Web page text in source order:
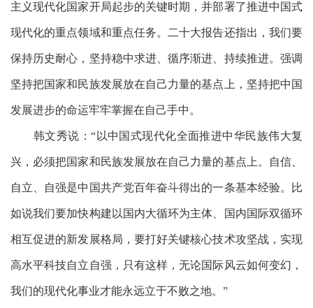
主义现代化国家开局起步的关键时期，并部署了推进中国式
现代化的重点领域和重点任务。二十大报告还指出，我们要
保持历史耐心，坚持稳中求进、循序渐进、持续推进。强调
坚持把国家和民族发展放在自己力量的基点上，坚持把中国
发展进步的命运牢牢掌握在自己手中。
韩文秀说：“以中国式现代化全面推进中华民族伟大复
兴，必须把国家和民族发展放在自己力量的基点上。自信、
自立、自强是中国共产党百年奋斗得出的一条基本经验。比
如说我们要加快构建以国内大循环为主体、国内国际双循环
相互促进的新发展格局，要打好关键核心技术攻坚战，实现
高水平科技自立自强，只有这样，无论国际风云如何变幻，
我们的现代化事业才能永远立于不败之地。”